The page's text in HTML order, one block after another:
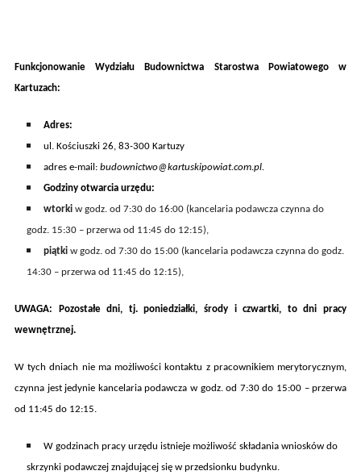
Funkcjonowanie Wydziału Budownictwa Starostwa Powiatowego w
Kartuzach:
Adres:
ul. Kościuszki 26, 83-300 Kartuzy
adres e-mail: budownictwo@kartuskipowiat.com.pl.
Godziny otwarcia urzędu:
wtorkiw godz. od 7:30 do 16:00 (kancelaria podawcza czynna do
godz. 15:30 – przerwa od 11:45 do 12:15),
piątkiw godz. od 7:30 do 15:00 (kancelaria podawcza czynna do godz.
14:30 – przerwa od 11:45 do 12:15),
UWAGA: Pozostałe dni, tj. poniedziałki, środy i czwartki, to dni pracy
wewnętrznej.
W tych dniach nie ma możliwości kontaktu z pracownikiem merytorycznym,
czynna jest jedynie kancelaria podawcza w godz.od 7:30 do 15:00 – przerwa
od 11:45 do 12:15.
W godzinach pracy urzędu istnieje możliwość składania wniosków do
skrzynki podawczej znajdującej się w przedsionku budynku.